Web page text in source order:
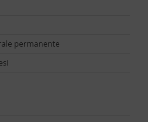
permanente